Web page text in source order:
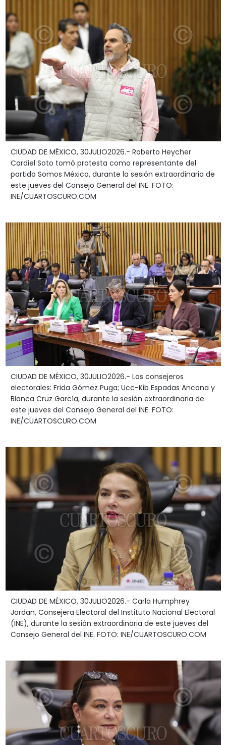
CIUDAD DE MÉXICO, 30JULIO2026.- Roberto Heycher
Cardiel Soto tomó protesta como representante del
partido Somos México, durante la sesión extraordinaria de
este jueves del Consejo General del INE. FOTO:
INE/CUARTOSCURO.COM
CIUDAD DE MÉXICO, 30JULIO2026.- Los consejeros
electorales: Frida Gómez Puga; Ucc-Kib Espadas Ancona y
Blanca Cruz García, durante la sesión extraordinaria de
este jueves del Consejo General del INE. FOTO:
INE/CUARTOSCURO.COM
CIUDAD DE MÉXICO, 30JULIO2026.- Carla Humphrey
Jordan, Consejera Electoral del Instituto Nacional Electoral
(INE), durante la sesión extraordinaria de este jueves del
Consejo General del INE. FOTO: INE/CUARTOSCURO.COM